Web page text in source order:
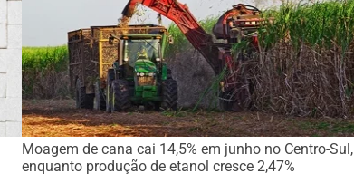
Moagem de cana cai 14,5% em junho no Centro-Sul,
enquanto produção de etanol cresce 2,47%